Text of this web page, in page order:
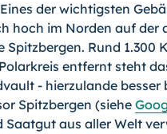
der wichtigsten
hoch im Norden auf der
Spitzbergen. Rund 1.300
entfernt steht
- hierzulande besser
Spitzbergen (siehe
Saatgut aus aller Welt